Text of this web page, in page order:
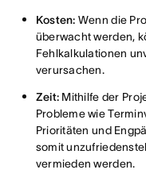
Kosten: Wenn die
überwacht werden,
Fehlkalkulationen
verursachen.
Zeit: Mithilfe der
Probleme wie
Prioritäten und
somit
vermieden werden.